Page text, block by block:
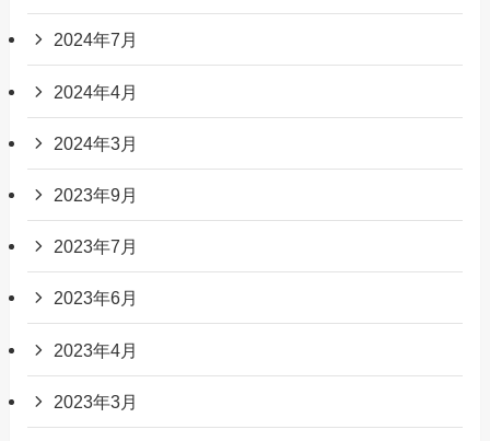
2024年7月
2024年4月
2024年3月
2023年9月
2023年7月
2023年6月
2023年4月
2023年3月